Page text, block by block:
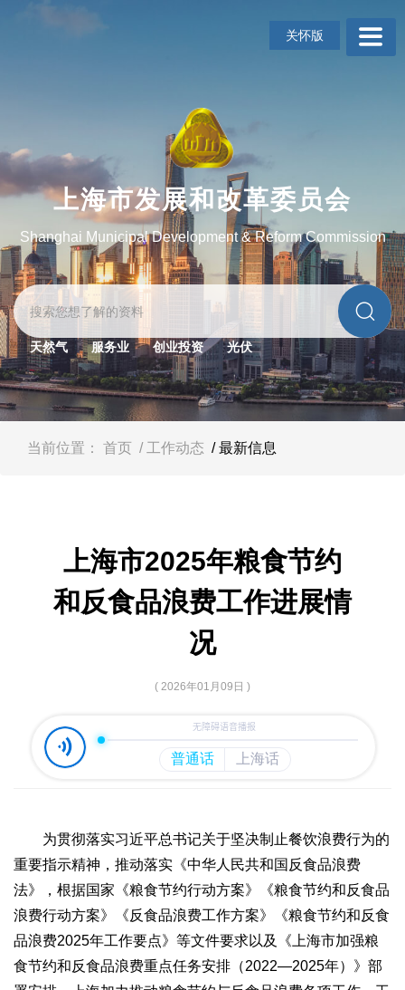
转
到
网
航
区
跳
转
到
主
要
内
容
关怀版
上海市发展和改革委员会
Shanghai Municipal Development & Reform Commission
天然气 服务业 创业投资 光伏
当前位置： 首页 / 工作动态 / 最新信息
上海市2025年粮食节约
和反食品浪费工作进展情
况
( 2026年01月09日 )
为贯彻落实习近平总书记关于坚决制止餐饮浪费行为的
重要指示精神，推动落实《中华人民共和国反食品浪费
法》，根据国家《粮食节约行动方案》《粮食节约和反食品
浪费行动方案》《反食品浪费工作方案》《粮食节约和反食
品浪费2025年工作要点》等文件要求以及《上海市加强粮
食节约和反食品浪费重点任务安排（2022—2025年）》部